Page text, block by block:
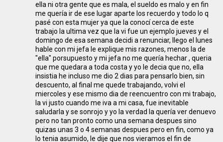
ella ni otra gente que es mala, el sueldo es malo y en fin
me quería ir de ese lugar aparte los recuerdo y todo lo q
pasé con esta mujer ya que la conocí cerca de este
trabajo la ultima vez que la vi fue un ejemplo jueves y el
domingo de esa semana decidi a renunciar, llego el lunes
hable con mi jefa le explique mis razones, menos la de
"ella" porsupuesto y mi jefa no me quería hechar , queria
que me quedara a toda costa y yo le decia que no, ella
insistia he incluso me dio 2 dias para pensarlo bien, sin
descuento, al final me quede trabajando, volvi el
miercoles y ese mismo dia de reencuentro con mi trabajo,
la vi justo cuando me iva a mi casa, fue inevitable
saludarla y se sonrojo y yo la verdad la quería ver denuevo
pero no tan pronto como una semana despues sino
quizas unas 3 o 4 semanas despues pero en fin, como ya
lo tenia asumido, le dije que nos vieramos el fin de